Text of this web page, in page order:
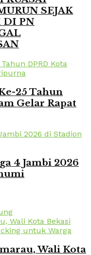
SEJAK
DI PN
25 Tahun
Gelar Rapat
4 Jambi 2026
Wali Kota